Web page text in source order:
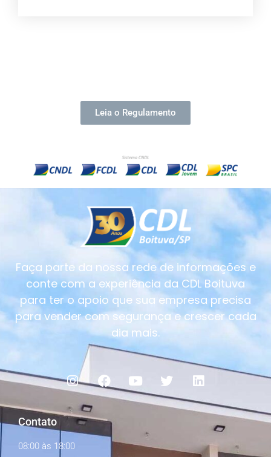
Leia o Regulamento
Faça parte da nossa rede de informações e
conte com a experiência da CDL Boituva
para ter o apoio que sua empresa precisa
para vender com segurança e crescer cada
dia mais.
Contato
08:00 às 18:00